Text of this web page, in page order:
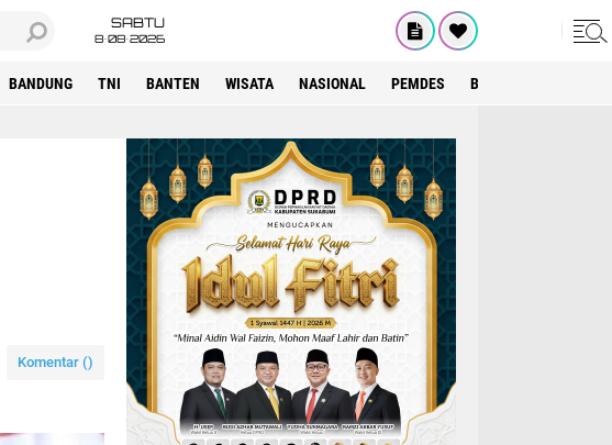
SABTU
8•08•2026
BANDUNG TNI BANTEN WISATA NASIONAL PEMDES BOGOR
Komentar ()